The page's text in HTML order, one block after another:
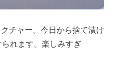
チャー。今日から捨て漬け
れます。楽しみすぎ